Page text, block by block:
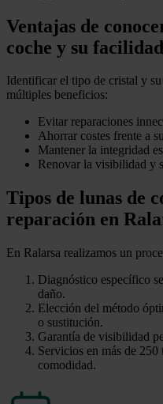
Ventajas de
coche y su
Identificar el tipo de cristal y
múltiples beneficios:
Evitar reparaciones
Ahorrar costes frente a
Mantener la integridad
Renovar la visibilidad y
Tipos de lunas de
reparación en
En Ralarsa realizamos un
Diagnóstico específico
daño.
Elección del método
o sustitución.
Garantía de visibilidad
Servicios en más de
comodidad.